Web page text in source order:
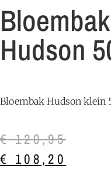
Hudson
Bloembak Hudson klein
€120,95
€ 108,20